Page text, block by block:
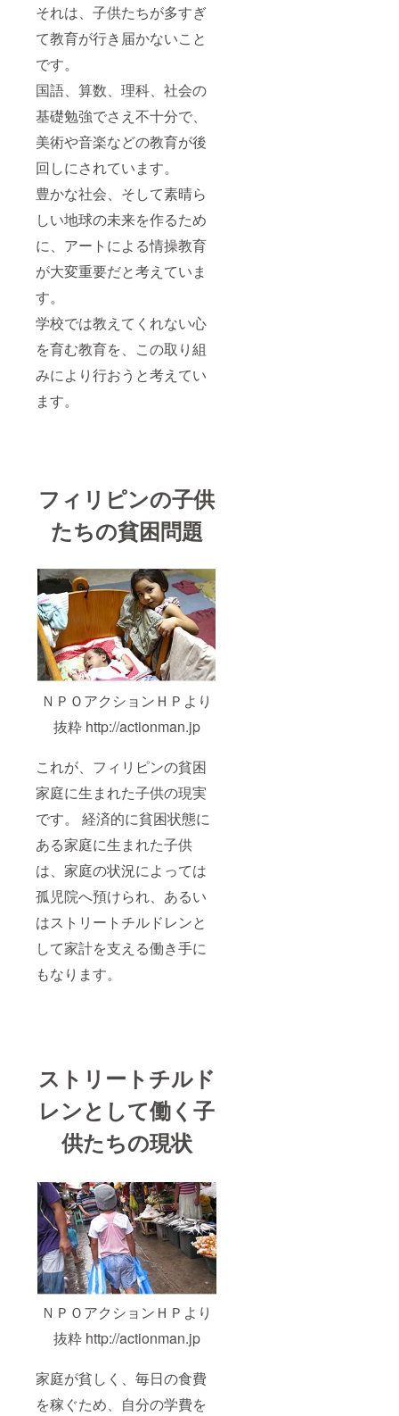
それは、子供たちが多すぎ
て教育が行き届かないこと
です。
国語、算数、理科、社会の
基礎勉強でさえ不十分で、
美術や音楽などの教育が後
回しにされています。
豊かな社会、そして素晴ら
しい地球の未来を作るため
に、アートによる情操教育
が大変重要だと考えていま
す。
学校では教えてくれない心
を育む教育を、この取り組
みにより行おうと考えてい
ます。
フィリピンの子供
たちの貧困問題
ＮＰＯアクションＨＰより
抜粋 http://actionman.jp
これが、フィリピンの貧困
家庭に生まれた子供の現実
です。 経済的に貧困状態に
ある家庭に生まれた子供
は、家庭の状況によっては
孤児院へ預けられ、あるい
はストリートチルドレンと
して家計を支える働き手に
もなります。
ストリートチルド
レンとして働く子
供たちの現状
ＮＰＯアクションＨＰより
抜粋 http://actionman.jp
家庭が貧しく、毎日の食費
を稼ぐため、自分の学費を